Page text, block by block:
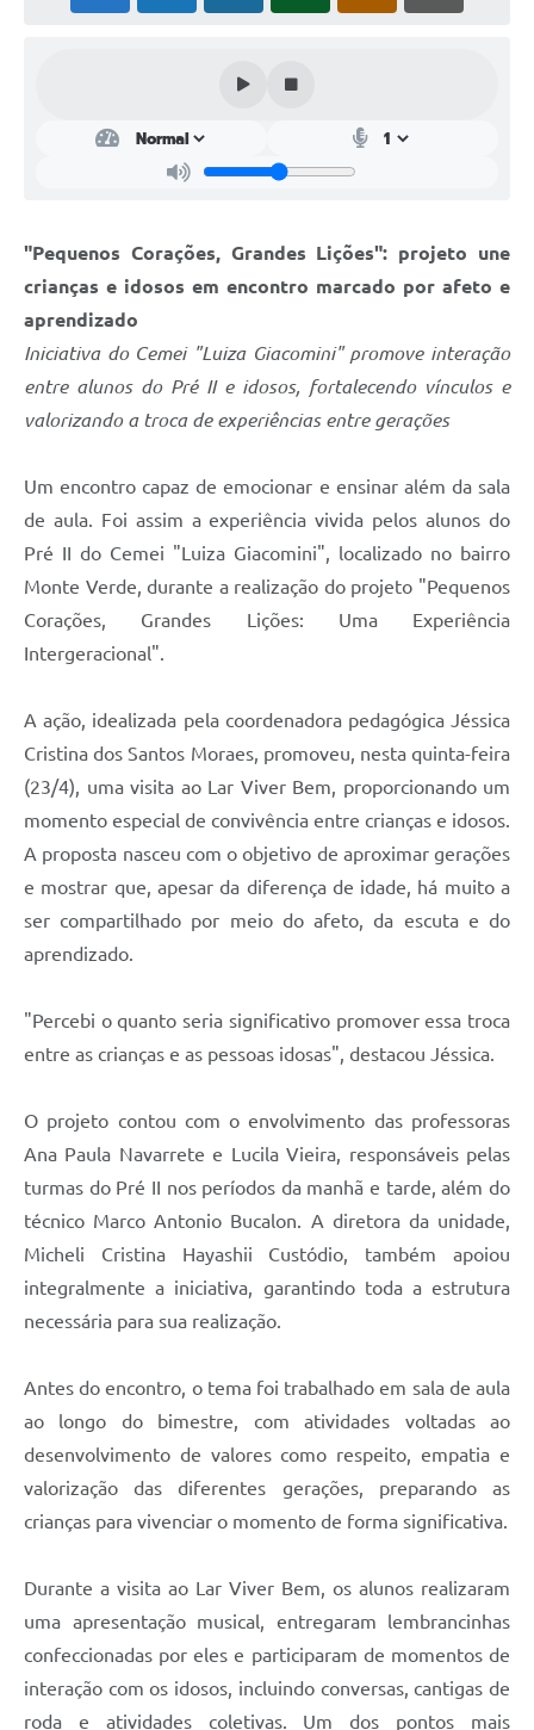
"Pequenos Corações, Grandes Lições": projeto une
crianças e idosos em encontro marcado por afeto e
aprendizado
Iniciativa do Cemei "Luiza Giacomini" promove interação
entre alunos do Pré II e idosos, fortalecendo vínculos e
valorizando a troca de experiências entre gerações
Um encontro capaz de emocionar e ensinar além da sala
de aula. Foi assim a experiência vivida pelos alunos do
Pré II do Cemei "Luiza Giacomini", localizado no bairro
Monte Verde, durante a realização do projeto "Pequenos
Corações, Grandes Lições: Uma Experiência
Intergeracional".
A ação, idealizada pela coordenadora pedagógica Jéssica
Cristina dos Santos Moraes, promoveu, nesta quinta-feira
(23/4), uma visita ao Lar Viver Bem, proporcionando um
momento especial de convivência entre crianças e idosos.
A proposta nasceu com o objetivo de aproximar gerações
e mostrar que, apesar da diferença de idade, há muito a
ser compartilhado por meio do afeto, da escuta e do
aprendizado.
"Percebi o quanto seria significativo promover essa troca
entre as crianças e as pessoas idosas", destacou Jéssica.
O projeto contou com o envolvimento das professoras
Ana Paula Navarrete e Lucila Vieira, responsáveis pelas
turmas do Pré II nos períodos da manhã e tarde, além do
técnico Marco Antonio Bucalon. A diretora da unidade,
Micheli Cristina Hayashii Custódio, também apoiou
integralmente a iniciativa, garantindo toda a estrutura
necessária para sua realização.
Antes do encontro, o tema foi trabalhado em sala de aula
ao longo do bimestre, com atividades voltadas ao
desenvolvimento de valores como respeito, empatia e
valorização das diferentes gerações, preparando as
crianças para vivenciar o momento de forma significativa.
Durante a visita ao Lar Viver Bem, os alunos realizaram
uma apresentação musical, entregaram lembrancinhas
confeccionadas por eles e participaram de momentos de
interação com os idosos, incluindo conversas, cantigas de
roda e atividades coletivas. Um dos pontos mais